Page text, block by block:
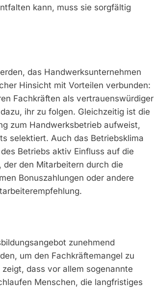
kann, muss sie sorgfältig
das Handwerksunternehmen
Hinsicht mit Vorteilen verbunden:
Fachkräften als vertrauenswürdiger
ihr zu folgen. Gleichzeitig ist die
zum Handwerksbetrieb aufweist,
selektiert. Auch das Betriebsklima
Betriebs aktiv Einfluss auf die
den Mitarbeitern durch die
Bonuszahlungen oder andere
zunehmend
um den Fachkräftemangel zu
dass vor allem sogenannte
Menschen, die langfristiges